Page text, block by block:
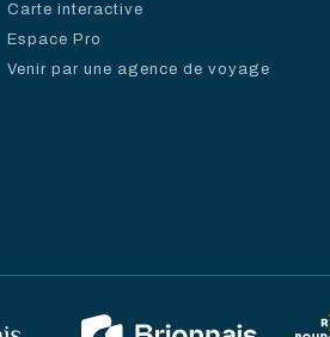
Carte interactive
Espace Pro
Venir par une agence de voyage